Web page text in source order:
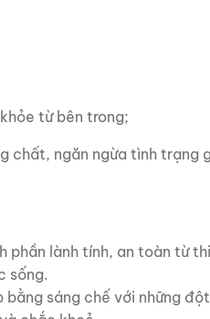
từ bên trong;
chất, ngăn ngừa tình trạng
phần lành tính, an toàn từ
sống.
sáng chế với những